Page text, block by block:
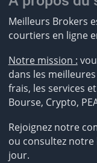
Meilleurs Brokers
courtiers en ligne
Notre mission :
dans les
frais, les services
Bourse, Crypto,
Rejoignez notre
ou consultez
jour.